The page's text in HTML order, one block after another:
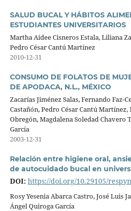
SALUD BUCAL Y HÁBITOS
ESTUDIANTES UNIVERSITARIOS
Martha Aidee Cisneros Estala, Liliana
Pedro César Cantú Martínez
2010-12-31
CONSUMO DE FOLATOS DE
DE APODACA, N.L., MÉXICO
Zacarías Jiménez Salas, Fernando Faz-
Castañón, Pedro César Cantú Martínez,
Obregón, Magdalena Soledad Chavero
García
2003-12-31
Relación entre higiene oral,
de autocuidado bucal en
DOI: https://doi.org/10.29105/
Rosy Yesenia Abarca Castro, José Luis
Ángel Quiroga García